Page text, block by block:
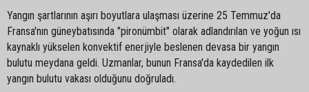
Yangın şartlarının aşırı boyutlara ulaşması üzerine 25 Temmuz'da
Fransa'nın güneybatısında "pironümbit" olarak adlandırılan ve yoğun ısı
kaynaklı yükselen konvektif enerjiyle beslenen devasa bir yangın
bulutu meydana geldi. Uzmanlar, bunun Fransa'da kaydedilen ilk
yangın bulutu vakası olduğunu doğruladı.